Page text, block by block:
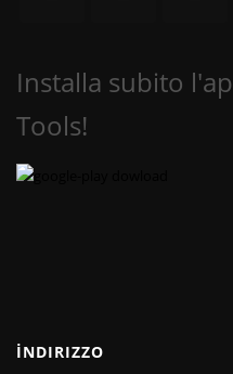
Installa subito
Tools!
İNDIRIZZO